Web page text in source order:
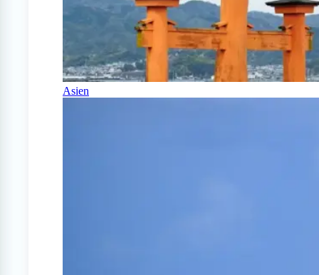
Asien